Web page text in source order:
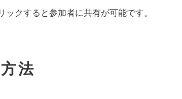
クすると参加者に共有が可能です。
法